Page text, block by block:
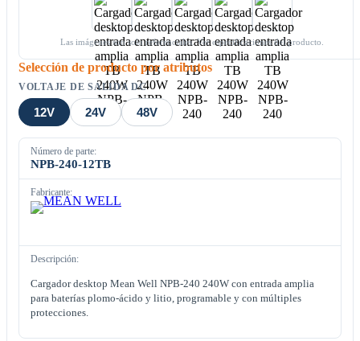
Las imágenes son solo referenciales. Ver especificaciones del producto.
Selección de producto por atributos
VOLTAJE DE SALIDA DC
12V 24V 48V
Número de parte:
NPB-240-12TB
Fabricante:
Descripción:
Cargador desktop Mean Well NPB-240 240W con entrada amplia
para baterías plomo-ácido y litio, programable y con múltiples
protecciones.